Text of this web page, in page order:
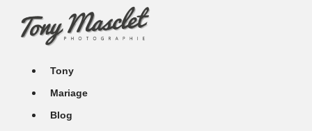
contenu
Tony
Mariage
Blog